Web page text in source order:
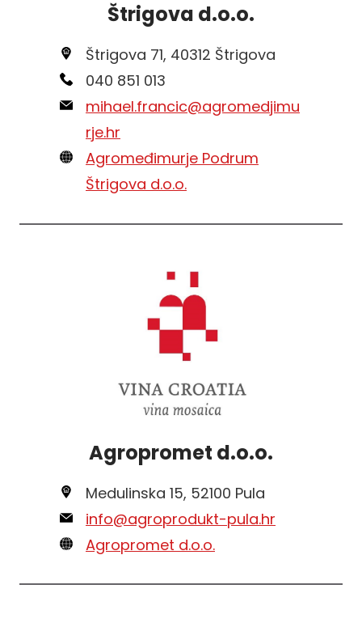
Štrigova d.o.o.
Štrigova 71, 40312 Štrigova
040 851 013
mihael.francic@agromedjimu
rje.hr
Agromeđimurje Podrum
Štrigova d.o.o.
Agropromet d.o.o.
Medulinska 15, 52100 Pula
info@agroprodukt-pula.hr
Agropromet d.o.o.